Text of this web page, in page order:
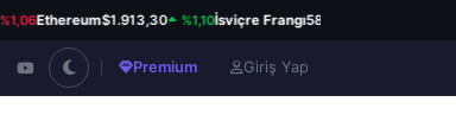
Ethereum$1.913,30 %1,10İsviçre Frangı58,60 ₺
Premium Giriş Yap